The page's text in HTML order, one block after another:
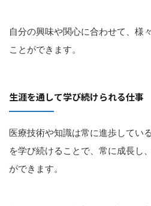
自分の興味や関心に合わせて、様
ことができます。
生涯を通して学び続けられる仕事
医療技術や知識は常に進歩してい
を学び続けることで、常に成長し
ができます。